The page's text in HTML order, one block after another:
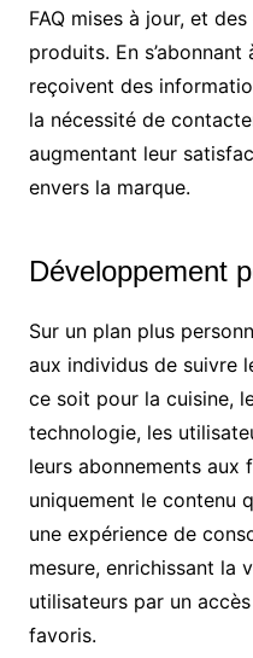
FAQ mises à jour, et
produits. En
reçoivent des
la nécessité de
augmentant leur
envers la marque.
Développement
Sur un plan plus
aux individus de suivre
ce soit pour la cuisine,
technologie, les
leurs abonnements aux
uniquement le contenu
une expérience de
mesure, enrichissant la
utilisateurs par un
favoris.